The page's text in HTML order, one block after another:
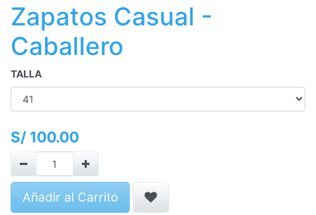
Zapatos Casual -
Caballero
TALLA
S/ 100.00
Añadir al Carrito